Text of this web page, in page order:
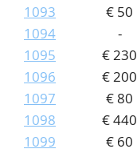
1093
€ 50
1094
-
1095
€ 230
1096
€ 200
1097
€ 80
1098
€ 440
1099
€ 60